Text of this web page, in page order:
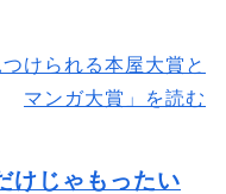
けられる本屋大賞と
マンガ大賞」を読む
けじゃもったい